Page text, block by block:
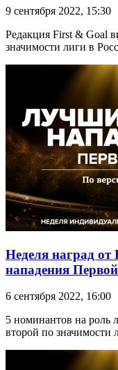
9 сентября 2022, 15:30
Редакция First & Goal
значимости лиги в
Неделя наград
нападения
6 сентября 2022, 16:00
5 номинантов на роль
второй по значимости